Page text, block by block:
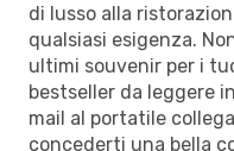
di lusso alla
qualsiasi esigenza.
ultimi souvenir per i
bestseller da leggere
mail al portatile
concederti una bella